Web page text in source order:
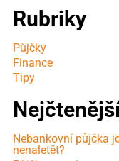
Rubriky
Půjčky
Finance
Tipy
Nebankovní půjčka
nenaletět?